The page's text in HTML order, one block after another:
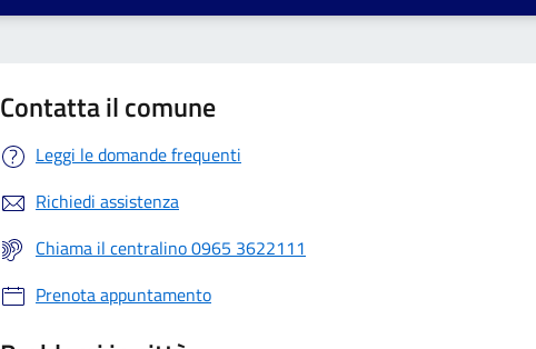
Contatta il comune
Leggi le domande frequenti
Richiedi assistenza
Chiama il centralino 0965 3622111
Prenota appuntamento